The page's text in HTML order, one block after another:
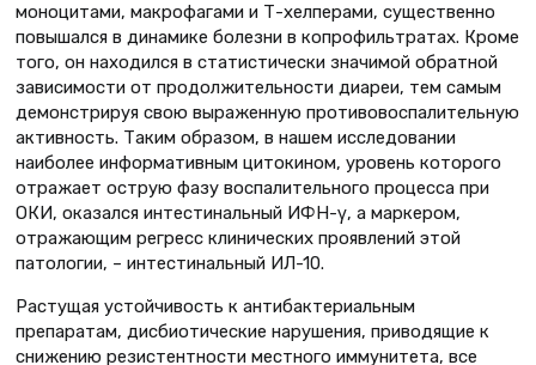
моноцитами, макрофагами и Т-хелперами, существенно
повышался в динамике болезни в копрофильтратах. Кроме
того, он находился в статистически значимой обратной
зависимости от продолжительности диареи, тем самым
демонстрируя свою выраженную противовоспалительную
активность. Таким образом, в нашем исследовании
наиболее информативным цитокином, уровень которого
отражает острую фазу воспалительного процесса при
ОКИ, оказался интестинальный ИФН-γ, а маркером,
отражающим регресс клинических проявлений этой
патологии, – интестинальный ИЛ-10.
Растущая устойчивость к антибактериальным
препаратам, дисбиотические нарушения, приводящие к
снижению резистентности местного иммунитета, все